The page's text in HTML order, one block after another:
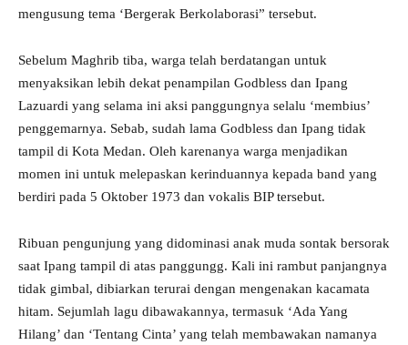
mengusung tema ‘Bergerak Berkolaborasi” tersebut.
Sebelum Maghrib tiba, warga telah berdatangan untuk
menyaksikan lebih dekat penampilan Godbless dan Ipang
Lazuardi yang selama ini aksi panggungnya selalu ‘membius’
penggemarnya. Sebab, sudah lama Godbless dan Ipang tidak
tampil di Kota Medan. Oleh karenanya warga menjadikan
momen ini untuk melepaskan kerinduannya kepada band yang
berdiri pada 5 Oktober 1973 dan vokalis BIP tersebut.
Ribuan pengunjung yang didominasi anak muda sontak bersorak
saat Ipang tampil di atas panggungg. Kali ini rambut panjangnya
tidak gimbal, dibiarkan terurai dengan mengenakan kacamata
hitam. Sejumlah lagu dibawakannya, termasuk ‘Ada Yang
Hilang’ dan ‘Tentang Cinta’ yang telah membawakan namanya